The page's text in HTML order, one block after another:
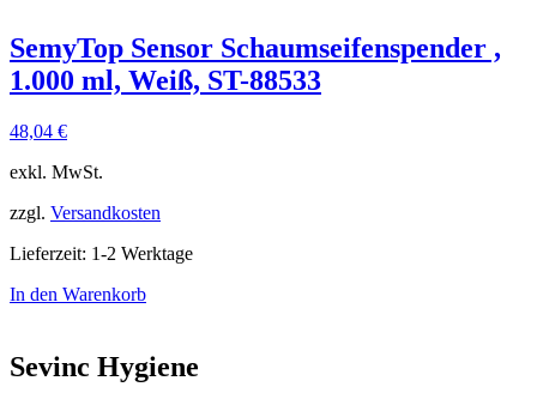
SemyTop Sensor Schaumseifenspender ,
1.000 ml, Weiß, ST-88533
48,04 €
exkl. MwSt.
zzgl. Versandkosten
Lieferzeit: 1-2 Werktage
In den Warenkorb
Sevinc Hygiene